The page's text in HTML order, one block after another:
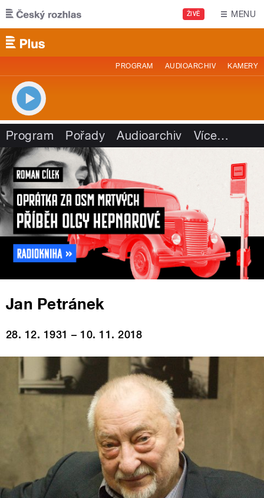
Přejít k hlavnímu obsahu
ŽIVĚ MENU
PROGRAM AUDIOARCHIV KAMERY
Program Pořady Audioarchiv Více…
Jan Petránek
28. 12. 1931 – 10. 11. 2018